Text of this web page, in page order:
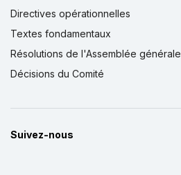
Directives opérationnelles
Textes fondamentaux
Résolutions de l'Assemblée générale
Décisions du Comité
Suivez-nous